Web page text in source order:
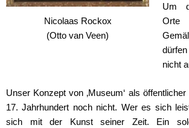
Nicolaas Rockox
(Otto van Veen)
Um
nicht
Unser Konzept von ‚Museum‘ als
17. Jahrhundert noch nicht. Wer es sich
sich mit der Kunst seiner Zeit. Ein